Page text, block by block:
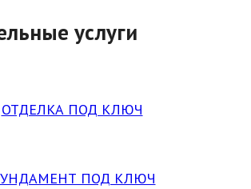
услуги
ОТДЕЛКА ПОД КЛЮЧ
ПОД КЛЮЧ